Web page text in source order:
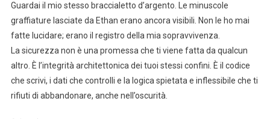
Guardai il mio stesso braccialetto d’argento. Le minuscole
graffiature lasciate da Ethan erano ancora visibili. Non le ho mai
fatte lucidare; erano il registro della mia sopravvivenza.
La sicurezza non è una promessa che ti viene fatta da qualcun
altro. È l’integrità architettonica dei tuoi stessi confini. È il codice
che scrivi, i dati che controlli e la logica spietata e inflessibile che ti
rifiuti di abbandonare, anche nell’oscurità.